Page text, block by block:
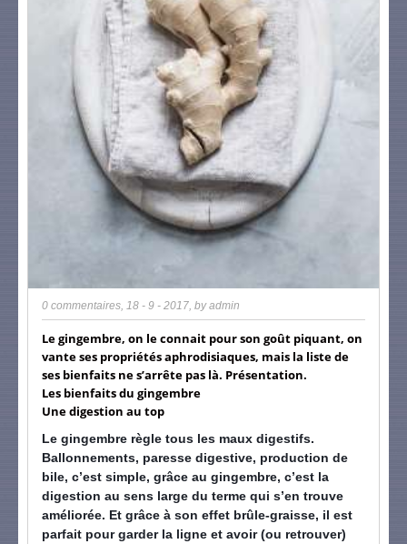
0 commentaires 18 - 9 - 2017 , byadmin
Le gingembre, on le connait pour son goût piquant, on
vante ses propriétés aphrodisiaques, mais la liste de
ses bienfaits ne s’arrête pas là. Présentation.
Les bienfaits du gingembre
Une digestion au top
Le gingembre règle tous les maux digestifs.
Ballonnements, paresse digestive, production de
bile, c’est simple, grâce au gingembre, c’est la
digestion au sens large du terme qui s’en trouve
améliorée. Et grâce à son effet brûle-graisse, il est
parfait pour garder la ligne et avoir (ou retrouver)